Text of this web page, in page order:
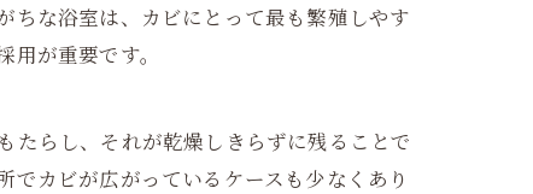
ちな浴室は、カビにとって最も繁殖しやす
が重要です。
たらし、それが乾燥しきらずに残ることで
カビが広がっているケースも少なくあり